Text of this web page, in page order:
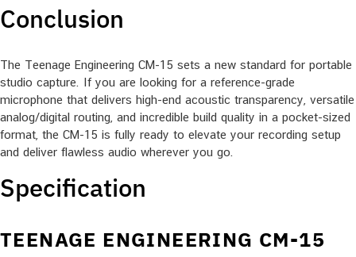
Conclusion
The Teenage Engineering CM-15 sets a new standard for portable
studio capture. If you are looking for a reference-grade
microphone that delivers high-end acoustic transparency, versatile
analog/digital routing, and incredible build quality in a pocket-sized
format, the CM-15 is fully ready to elevate your recording setup
and deliver flawless audio wherever you go.
Specification
TEENAGE ENGINEERING CM-15